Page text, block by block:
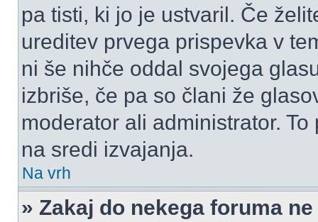
pa tisti, ki jo je ustvaril. Če
ureditev prvega prispevka v
ni še nihče oddal svojega
izbriše, če pa so člani že
moderator ali administrator.
na sredi izvajanja.
Na vrh
» Zakaj do nekega foruma